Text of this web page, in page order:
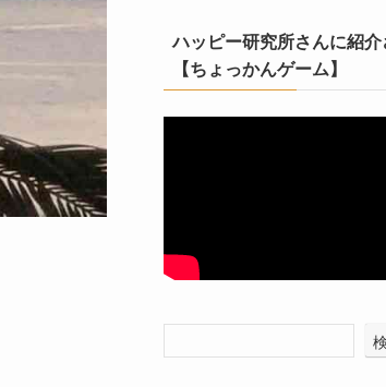
ハッピー研究所さんに紹
【ちょっかんゲーム】